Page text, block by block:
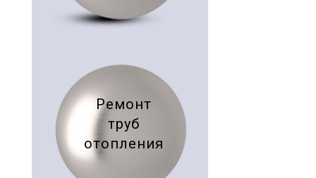
Ремонт
труб
отопления